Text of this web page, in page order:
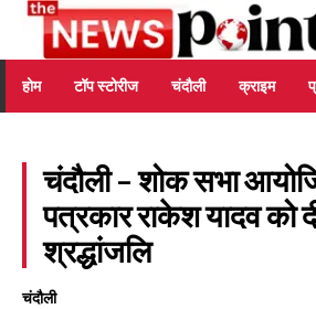
होम टॉप स्टोरीज चंदौली क्राइम
चंदौली – शोक सभा
पत्रकार राकेश यादव को
श्रद्धांजलि
चंदौली